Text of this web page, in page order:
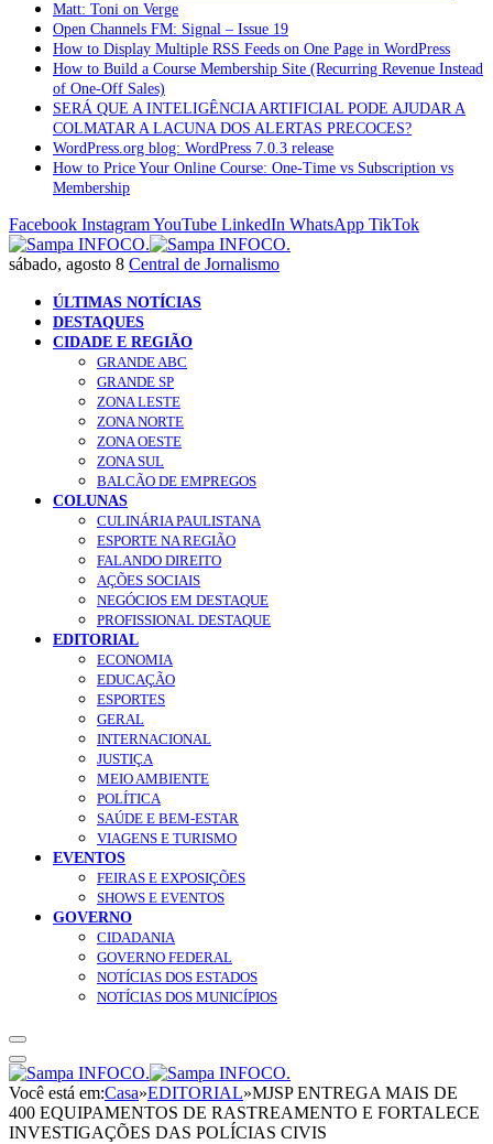
Matt: Toni on Verge
Open Channels FM: Signal – Issue 19
How to Display Multiple RSS Feeds on One Page in WordPress
How to Build a Course Membership Site (Recurring Revenue Instead
of One-Off Sales)
SERÁ QUE A INTELIGÊNCIA ARTIFICIAL PODE AJUDAR A
COLMATAR A LACUNA DOS ALERTAS PRECOCES?
WordPress.org blog: WordPress 7.0.3 release
How to Price Your Online Course: One-Time vs Subscription vs
Membership
Facebook InstagramYouTube LinkedIn WhatsApp TikTok
sábado, agosto 8 Central de Jornalismo
ÚLTIMAS NOTÍCIAS
DESTAQUES
CIDADE E REGIÃO
GRANDE ABC
GRANDE SP
ZONA LESTE
ZONA NORTE
ZONA OESTE
ZONA SUL
BALCÃO DE EMPREGOS
COLUNAS
CULINÁRIA PAULISTANA
ESPORTE NA REGIÃO
FALANDO DIREITO
AÇÕES SOCIAIS
NEGÓCIOS EM DESTAQUE
PROFISSIONAL DESTAQUE
EDITORIAL
ECONOMIA
EDUCAÇÃO
ESPORTES
GERAL
INTERNACIONAL
JUSTIÇA
MEIO AMBIENTE
POLÍTICA
SAÚDE E BEM-ESTAR
VIAGENS E TURISMO
EVENTOS
FEIRAS E EXPOSIÇÕES
SHOWS E EVENTOS
GOVERNO
CIDADANIA
GOVERNO FEDERAL
NOTÍCIAS DOS ESTADOS
NOTÍCIAS DOS MUNICÍPIOS
Você está em:Casa»EDITORIAL»MJSP ENTREGA MAIS DE
400 EQUIPAMENTOS DE RASTREAMENTO E FORTALECE
INVESTIGAÇÕES DAS POLÍCIAS CIVIS